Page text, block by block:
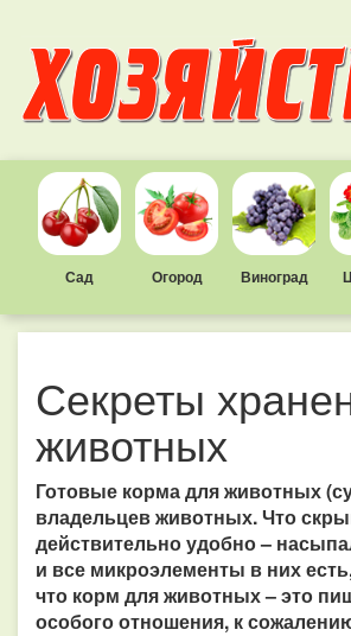
Сад Огород Виноград
Секреты
животных
Готовые корма для животных
владельцев животных. Что
действительно удобно –
и все микроэлементы в них
что корм для животных – это
особого отношения, к